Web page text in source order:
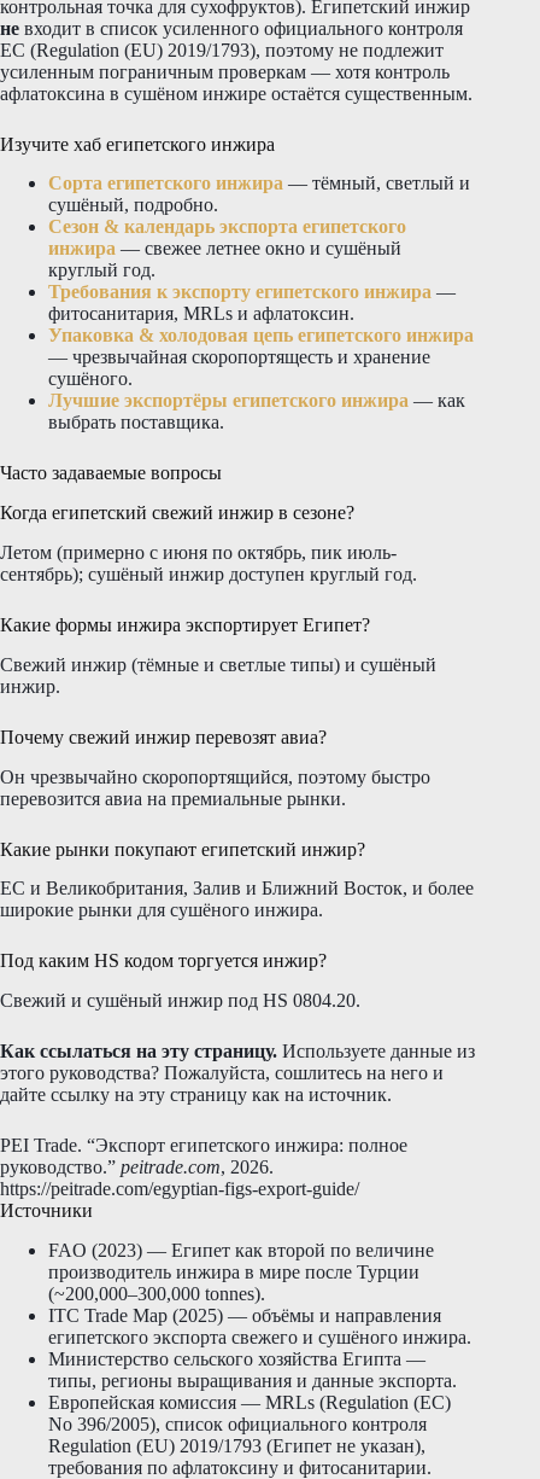
контрольная точка для сухофруктов). Египетский инжир
не входит в список усиленного официального контроля
ЕС (Regulation (EU) 2019/1793), поэтому не подлежит
усиленным пограничным проверкам — хотя контроль
афлатоксина в сушёном инжире остаётся существенным.
Изучите хаб египетского инжира
Сорта египетского инжира — тёмный, светлый и
сушёный, подробно.
Сезон & календарь экспорта египетского
инжира — свежее летнее окно и сушёный
круглый год.
Требования к экспорту египетского инжира —
фитосанитария, MRLs и афлатоксин.
Упаковка & холодовая цепь египетского инжира
— чрезвычайная скоропортящесть и хранение
сушёного.
Лучшие экспортёры египетского инжира — как
выбрать поставщика.
Часто задаваемые вопросы
Когда египетский свежий инжир в сезоне?
Летом (примерно с июня по октябрь, пик июль-
сентябрь); сушёный инжир доступен круглый год.
Какие формы инжира экспортирует Египет?
Свежий инжир (тёмные и светлые типы) и сушёный
инжир.
Почему свежий инжир перевозят авиа?
Он чрезвычайно скоропортящийся, поэтому быстро
перевозится авиа на премиальные рынки.
Какие рынки покупают египетский инжир?
ЕС и Великобритания, Залив и Ближний Восток, и более
широкие рынки для сушёного инжира.
Под каким HS кодом торгуется инжир?
Свежий и сушёный инжир под HS 0804.20.
Как ссылаться на эту страницу. Используете данные из
этого руководства? Пожалуйста, сошлитесь на него и
дайте ссылку на эту страницу как на источник.
PEI Trade. “Экспорт египетского инжира: полное
руководство.” peitrade.com, 2026.
https://peitrade.com/egyptian-figs-export-guide/
Источники
FAO (2023) — Египет как второй по величине
производитель инжира в мире после Турции
(~200,000–300,000 tonnes).
ITC Trade Map (2025) — объёмы и направления
египетского экспорта свежего и сушёного инжира.
Министерство сельского хозяйства Египта —
типы, регионы выращивания и данные экспорта.
Европейская комиссия — MRLs (Regulation (EC)
No 396/2005), список официального контроля
Regulation (EU) 2019/1793 (Египет не указан),
требования по афлатоксину и фитосанитарии.